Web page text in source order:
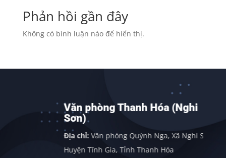
Phản hồi gần đây
Không có bình luận nào để hiển thị.
Văn phòng Thanh Hóa (Nghi
Sơn)
Địa chỉ:Văn phòng Quỳnh Nga, Xã Nghi Sơn,
Huyện Tĩnh Gia, Tỉnh Thanh Hóa